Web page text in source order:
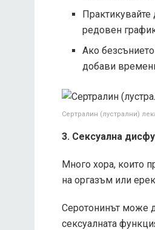
Практикувайте
редовен
Ако
добави
Сертралин (лустрални)
3. Сексуална
Много хора, които
на оргазъм или
Серотонинът може
сексуалната